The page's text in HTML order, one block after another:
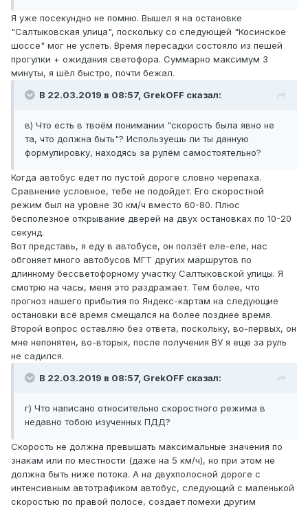
Я уже посекундно не помню. Вышел я на остановке
"Салтыковская улица", поскольку со следующей "Косинское
шоссе" мог не успеть. Время пересадки состояло из пешей
прогулки + ожидания светофора. Суммарно максимум 3
минуты, я шёл быстро, почти бежал.
В 22.03.2019 в 08:57, GrekOFF сказал:
в) Что есть в твоём понимании "скорость была явно не
та, что должна быть"? Используешь ли ты данную
формулировку, находясь за рулём самостоятельно?
Когда автобус едет по пустой дороге словно черепаха.
Сравнение условное, тебе не подойдет. Его скоростной
режим был на уровне 30 км/ч вместо 60-80. Плюс
бесполезное открывание дверей на двух остановках по 10-20
секунд.
Вот представь, я еду в автобусе, он ползёт еле-еле, нас
обгоняет много автобусов МГТ других маршрутов по
длинному бессветофорному участку Салтыковской улицы. Я
смотрю на часы, меня это раздражает. Тем более, что
прогноз нашего прибытия по Яндекс-картам на следующие
остановки всё время смещался на более позднее время.
Второй вопрос оставляю без ответа, поскольку, во-первых, он
мне непонятен, во-вторых, после получения ВУ я еще за руль
не садился.
В 22.03.2019 в 08:57, GrekOFF сказал:
г) Что написано относительно скоростного режима в
недавно тобою изученных ПДД?
Скорость не должна превышать максимальные значения по
знакам или по местности (даже на 5 км/ч), но при этом не
должна быть ниже потока. А на двухполосной дороге с
интенсивным автотрафиком автобус, следующий с маленькой
скоростью по правой полосе, создаёт помехи другим